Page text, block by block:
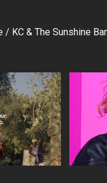
/ KC & The Sunshine